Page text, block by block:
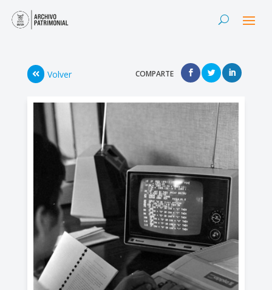
Volver COMPARTE